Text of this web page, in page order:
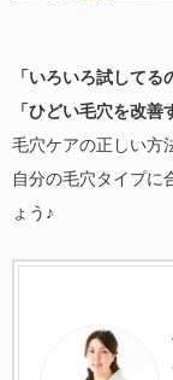
「いろいろ試して
「ひどい毛穴を改
毛穴ケアの正しい方
自分の毛穴タイプに
ょう♪